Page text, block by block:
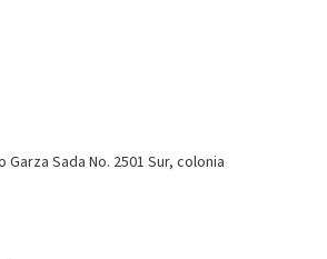
Sada No. 2501 Sur, colonia